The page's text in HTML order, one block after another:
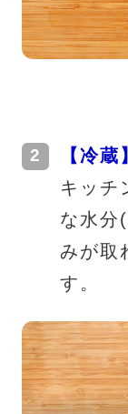
【冷
キッチ
な水分
みが取
す。